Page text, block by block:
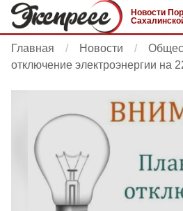
Новости
Главная Новости
отключение электроэнергии на